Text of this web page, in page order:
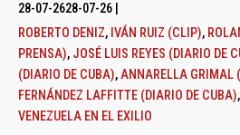
28-07-2628-07-26
ROBERTO DENIZ, IVÁN RUIZ (CLIP),
PRENSA), JOSÉ LUIS REYES (DIARIO DE
(DIARIO DE CUBA),ANNARELLA GRIMAL
FERNÁNDEZ LAFFITTE (DIARIO DE CUBA),
VENEZUELA EN EL EXILIO